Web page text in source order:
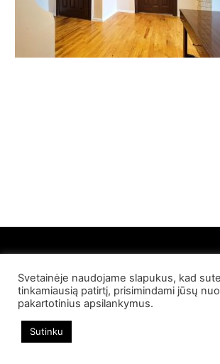
© 2022 Palangos NT. Visos teisės
Svetainėje naudojame slapukus, kad
tinkamiausią patirtį, prisimindami jūsų
pakartotinius apsilankymus.
Sutinku